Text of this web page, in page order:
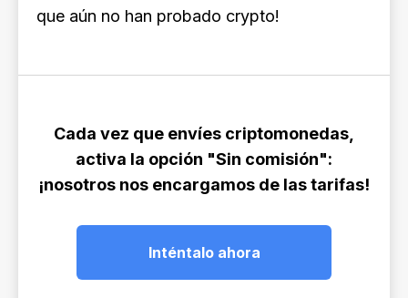
que aún no han probado crypto!
Cada vez que envíes criptomonedas,
activa la opción "Sin comisión":
¡nosotros nos encargamos de las tarifas!
Inténtalo ahora